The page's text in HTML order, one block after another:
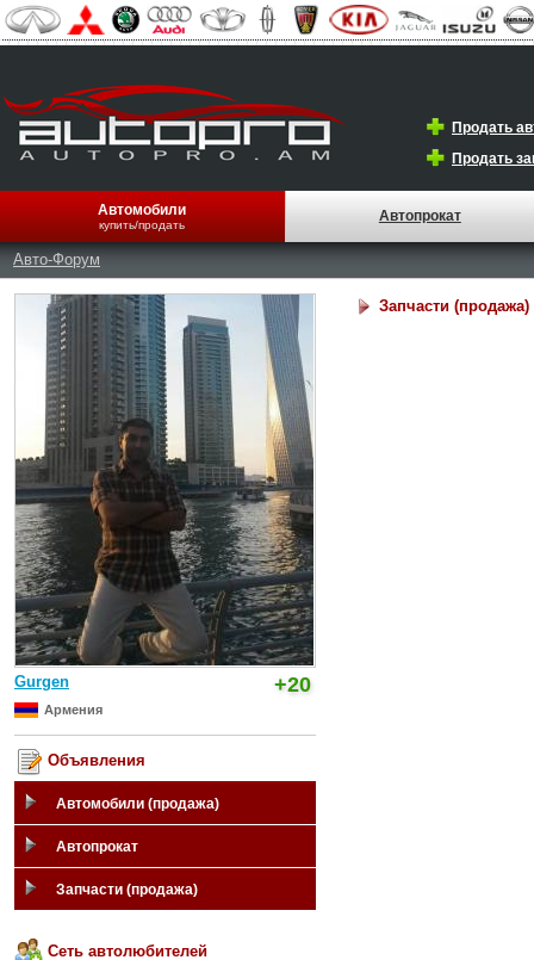
Продать
Продать
Автомобили
купить/продать
Автопрокат
Авто-Форум
Gurgen +20
Армения
Объявления
Автомобили (продажа)
Автопрокат
Запчасти (продажа)
Сеть автолюбителей
Запчасти (продажа)